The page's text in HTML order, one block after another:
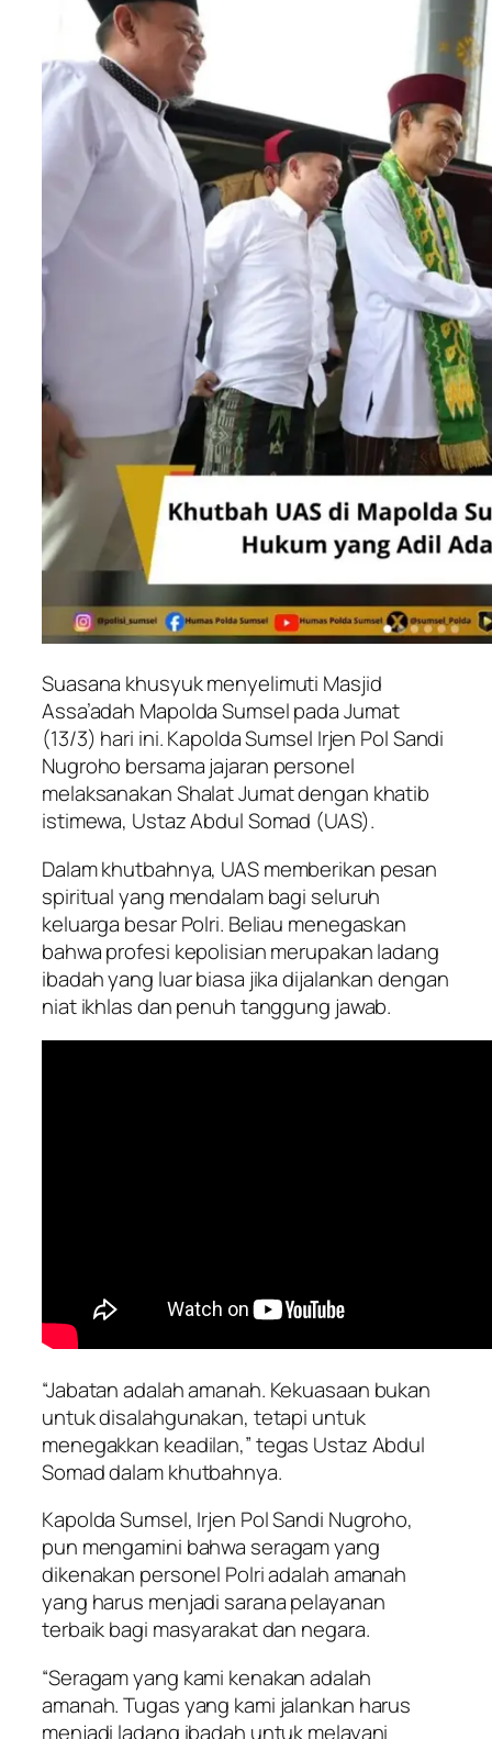
Suasana khusyuk menyelimuti Masjid
Assa’adah Mapolda Sumsel pada Jumat
(13/3) hari ini. Kapolda Sumsel Irjen Pol Sandi
Nugroho bersama jajaran personel
melaksanakan Shalat Jumat dengan khatib
istimewa, Ustaz Abdul Somad (UAS).
Dalam khutbahnya, UAS memberikan pesan
spiritual yang mendalam bagi seluruh
keluarga besar Polri. Beliau menegaskan
bahwa profesi kepolisian merupakan ladang
ibadah yang luar biasa jika dijalankan dengan
niat ikhlas dan penuh tanggung jawab.
“Jabatan adalah amanah. Kekuasaan bukan
untuk disalahgunakan, tetapi untuk
menegakkan keadilan,” tegas Ustaz Abdul
Somad dalam khutbahnya.
Kapolda Sumsel, Irjen Pol Sandi Nugroho,
pun mengamini bahwa seragam yang
dikenakan personel Polri adalah amanah
yang harus menjadi sarana pelayanan
terbaik bagi masyarakat dan negara.
“Seragam yang kami kenakan adalah
amanah. Tugas yang kami jalankan harus
menjadi ladang ibadah untuk melayani